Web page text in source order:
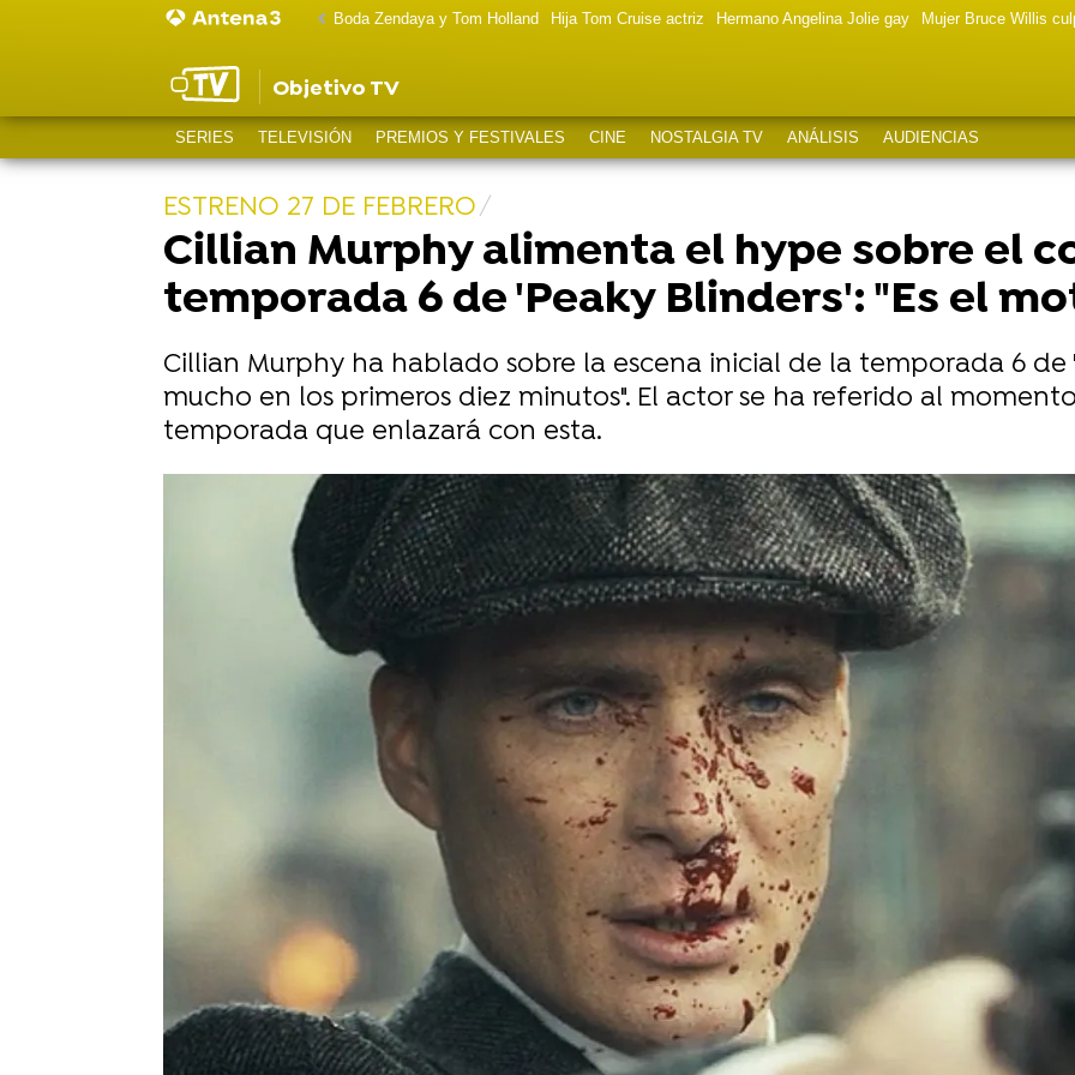
Boda Zendaya y Tom Holland Hija Tom Cruise actriz Hermano Angelina Jolie gay Mujer Bruce Willis
Objetivo TV
SERIES TELEVISIÓN PREMIOS Y FESTIVALES CINE NOSTALGIA TV ANÁLISIS AUDIENCIAS
ESTRENO 27 DE FEBRERO
Cillian Murphy alimenta el hype sobre el
temporada 6 de 'Peaky Blinders': "Es el
Cillian Murphy ha hablado sobre la escena inicial de la temporada 6 de
mucho en los primeros diez minutos". El actor se ha referido al
temporada que enlazará con esta.
Publicado:24 de febrero de 2022, 11:17
Más información
Sophie Rundle, Ada
Thorne en 'Peaky
La temporada 6 de 'Peaky Blinders'
cerrará un ciclo
construido en la pantalla pequeña, pero que
continuará en la grande con una película a modo de